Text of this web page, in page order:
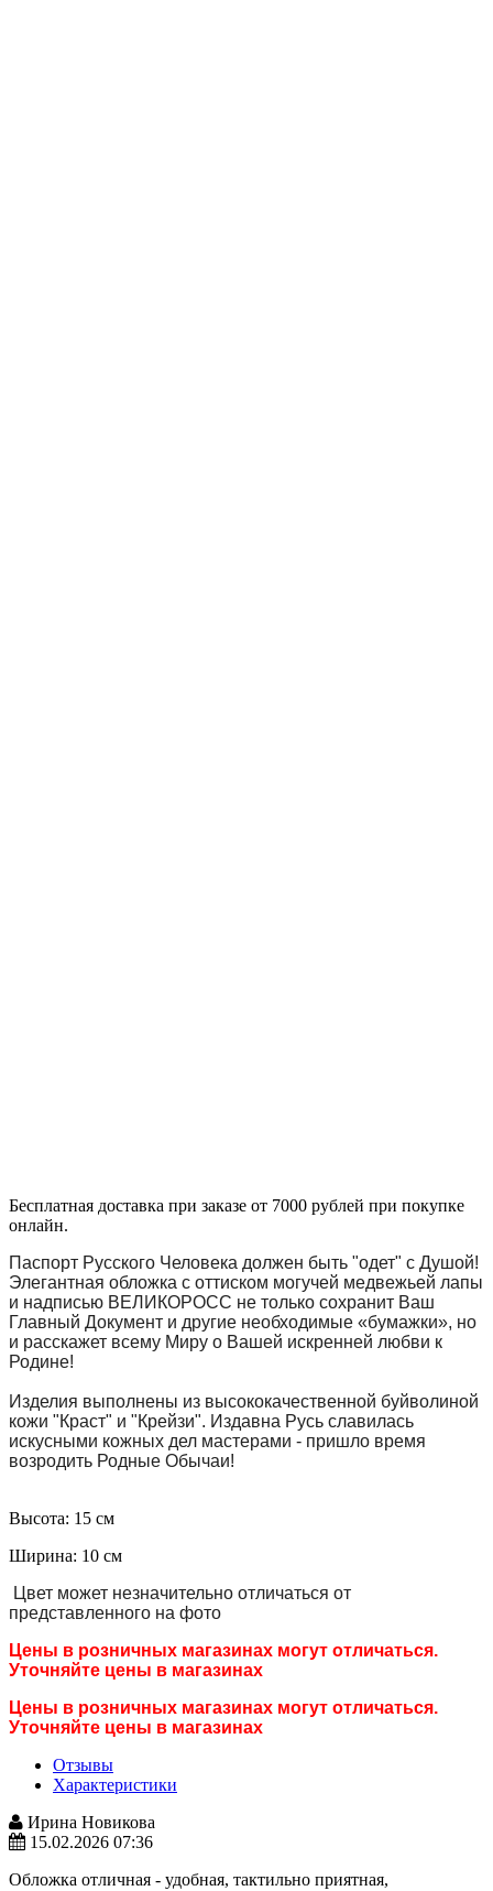
Бесплатная доставка при заказе от 7000 рублей при покупке
онлайн.
Паспорт Русского Человека должен быть "одет" с Душой!
Элегантная обложка с оттиском могучей медвежьей лапы
и надписью ВЕЛИКОРОСС не только сохранит Ваш
Главный Документ и другие необходимые «бумажки», но
и расскажет всему Миру о Вашей искренней любви к
Родине!
Изделия выполнены из высококачественной буйволиной
кожи "Краст" и "Крейзи". Издавна Русь славилась
искусными кожных дел мастерами - пришло время
возродить Родные Обычаи!
Высота: 15 см
Ширина: 10 см
Цвет может незначительно отличаться от
представленного на фото
Цены в розничных магазинах могут отличаться.
Уточняйте цены в магазинах
Цены в розничных магазинах могут отличаться.
Уточняйте цены в магазинах
Отзывы
Характеристики
Ирина Hовикова
15.02.2026 07:36
Обложка отличная - удобная, тактильно приятная,